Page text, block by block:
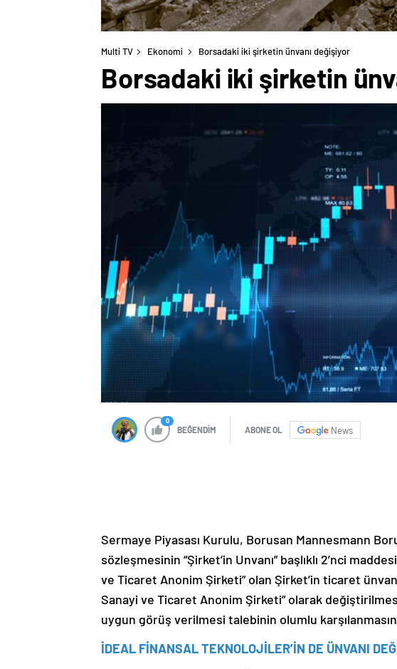
Multi TV Ekonomi Borsadaki iki şirketin ünvanı değişiyor
Borsadaki iki şirketin
0
BEĞENDİM ABONE OL News
Sermaye Piyasası Kurulu, Borusan Mannesmann
sözleşmesinin “Şirket’in Unvanı” başlıklı 2’nci
ve Ticaret Anonim Şirketi” olan Şirket’in ticaret
Sanayi ve Ticaret Anonim Şirketi” olarak
uygun görüş verilmesi talebinin olumlu
İDEAL FİNANSAL TEKNOLOJİLER’İN DE ÜNVANI